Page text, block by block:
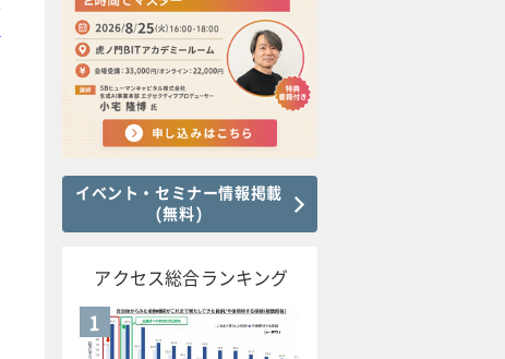
イベント・セミナー情報掲載
(無料)
アクセス総合ランキング
1